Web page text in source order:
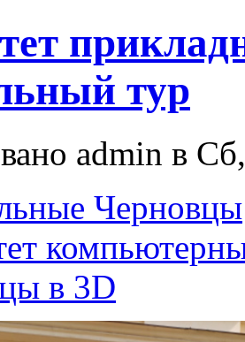
тур
admin в
Черновцы
в 3D